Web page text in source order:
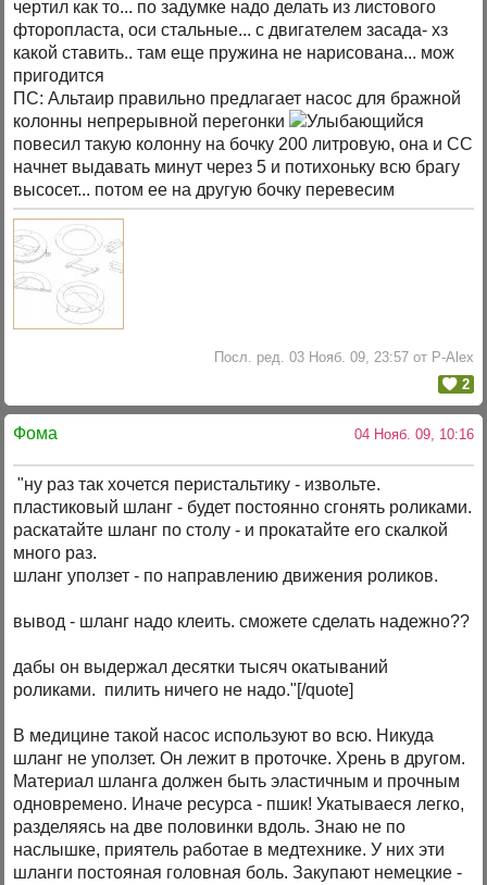
чертил как то... по задумке надо делать из листового
фторопласта, оси стальные... с двигателем засада- хз
какой ставить.. там еще пружина не нарисована... мож
пригодится
ПС: Альтаир правильно предлагает насос для бражной
колонны непрерывной перегонки
повесил такую колонну на бочку 200 литровую, она и СС
начнет выдавать минут через 5 и потихоньку всю брагу
высосет... потом ее на другую бочку перевесим
Посл. ред. 03 Нояб. 09, 23:57 от P-Alex
2
Фома 04 Нояб. 09, 10:16
"ну раз так хочется перистальтику - извольте.
пластиковый шланг - будет постоянно сгонять роликами.
раскатайте шланг по столу - и прокатайте его скалкой
много раз.
шланг уползет - по направлению движения роликов.
вывод - шланг надо клеить. сможете сделать надежно??
дабы он выдержал десятки тысяч окатываний
роликами. пилить ничего не надо."[/quote]
В медицине такой насос используют во всю. Никуда
шланг не уползет. Он лежит в проточке. Хрень в другом.
Материал шланга должен быть эластичным и прочным
одновремено. Иначе ресурса - пшик! Укатываеся легко,
разделяясь на две половинки вдоль. Знаю не по
наслышке, приятель работае в медтехнике. У них эти
шланги постояная головная боль. Закупают немецкие -